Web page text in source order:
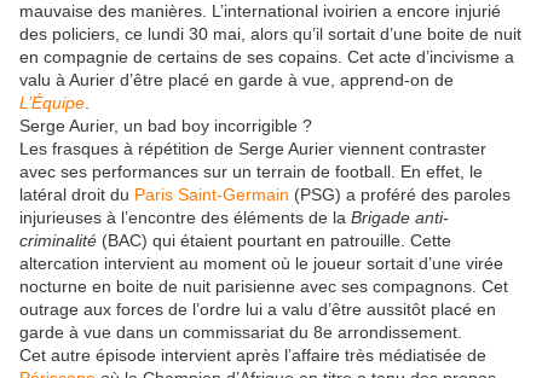
mauvaise des manières. L’international ivoirien a encore injurié
des policiers, ce lundi 30 mai, alors qu’il sortait d’une boite de nuit
en compagnie de certains de ses copains. Cet acte d’incivisme a
valu à Aurier d’être placé en garde à vue, apprend-on de
L’Équipe
Serge Aurier, un bad boy incorrigible ?
Les frasques à répétition de Serge Aurier viennent contraster
avec ses performances sur un terrain de football. En effet, le
latéral droit du Paris Saint-Germain (PSG) a proféré des paroles
injurieuses à l’encontre des éléments de la Brigade anti-
criminalité (BAC) qui étaient pourtant en patrouille. Cette
altercation intervient au moment où le joueur sortait d’une virée
nocturne en boite de nuit parisienne avec ses compagnons. Cet
outrage aux forces de l’ordre lui a valu d’être aussitôt placé en
garde à vue dans un commissariat du 8e arrondissement.
Cet autre épisode intervient après l’affaire très médiatisée de